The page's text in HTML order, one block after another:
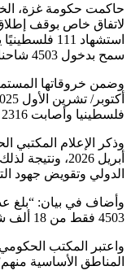
خاص بوقف إطلاق النار
فولكس فاجن الأصلية.
فرحة، وفقدت وزارة الصحة.
وتقويض جهود التهدئة”.
بيان: “بلغ عدد
المكتب الحكومي أن
الأساسية منهم”.